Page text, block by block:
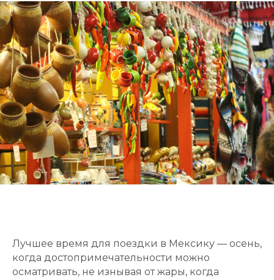
Лучшее время для поездки в Мексику — осень,
когда достопримечательности можно
осматривать, не изнывая от жары, когда